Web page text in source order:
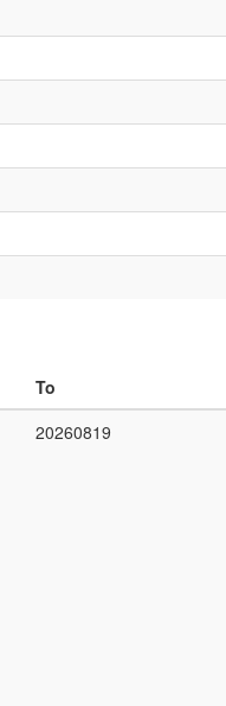
To
20260819